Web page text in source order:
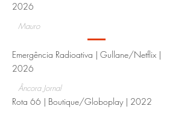
2026​
Mauro
Emergência Radioativa | Gullane/Netflix |
2026
Âncora Jornal
Rota 66 | Boutique/Globoplay | 2022​